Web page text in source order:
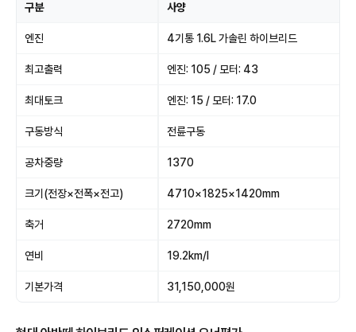
구분 사양
엔진 4기통 1.6L 가솔린 하이브리드
최고출력 엔진: 105 / 모터: 43
최대토크 엔진: 15 / 모터: 17.0
구동방식 전륜구동
공차중량 1370
크기(전장×전폭×전고) 4710×1825×1420mm
축거 2720mm
연비 19.2km/l
기본가격 31,150,000원